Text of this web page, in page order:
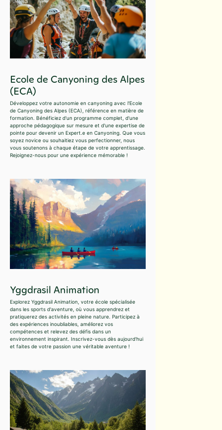
Ecole de Canyoning des Alpes
(ECA)
Développez votre autonomie en canyoning avec l'Ecole
de Canyoning des Alpes (ECA), référence en matière de
formation. Bénéficiez d'un programme complet, d'une
approche pédagogique sur mesure et d'une expertise de
pointe pour devenir un Expert.e en Canyoning. Que vous
soyez novice ou souhaitiez vous perfectionner, nous
vous soutenons à chaque étape de votre apprentissage.
Rejoignez-nous pour une expérience mémorable !
Yggdrasil Animation
Explorez Yggdrasil Animation, votre école spécialisée
dans les sports d'aventure, où vous apprendrez et
pratiquerez des activités en pleine nature. Participez à
des expériences inoubliables, améliorez vos
compétences et relevez des défis dans un
environnement inspirant. Inscrivez-vous dès aujourd'hui
et faites de votre passion une véritable aventure !